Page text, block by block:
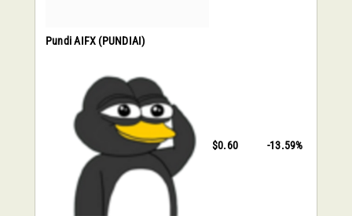
Pundi AIFX (PUNDIAI)
$0.60 -13.59%